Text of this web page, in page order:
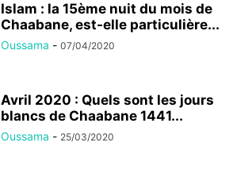
Islam : la 15ème nuit du mois de
Chaabane, est-elle particulière...
Oussama - 07/04/2020
Avril 2020 : Quels sont les jours
blancs de Chaabane 1441...
Oussama - 25/03/2020